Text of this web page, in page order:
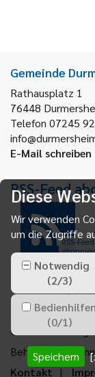
Gemeinde
Rathausplatz 1
76448
Telefon 07245
E-Mail schreiben
RSS-Feed
RSS-Feed
Kontakt
Diese
Wir verwenden
um die Zugriffe
Notwendig
(2/3)
Bedienhilfen
(0/1)
Speichern